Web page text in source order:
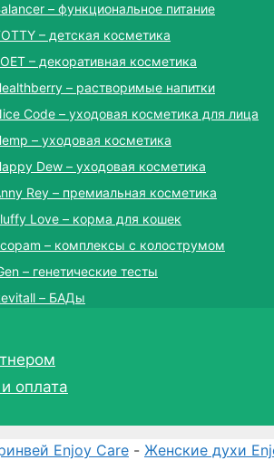
– функциональное питание
– детская косметика
– декоративная косметика
– растворимые напитки
Code – уходовая косметика для лица
– уходовая косметика
Dew – уходовая косметика
Rey – премиальная косметика
Love – корма для кошек
– комплексы с колострумом
– генетические тесты
– БАДы
оплата
Enjoy Care - Женские духи